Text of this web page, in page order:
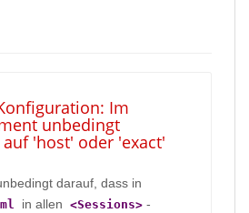
Im
unbedingt
'host' oder 'exact'
darauf, dass in
in allen <Sessions> -